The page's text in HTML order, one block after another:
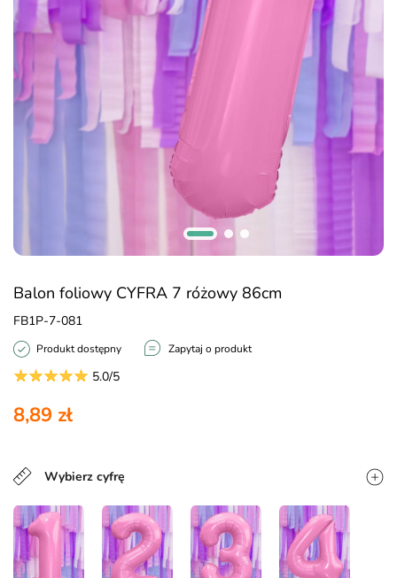
Balon foliowy CYFRA 7 różowy 86cm
FB1P-7-081
Produkt dostępny Zapytaj o produkt
5.0/5
8,89 zł
Wybierz cyfrę